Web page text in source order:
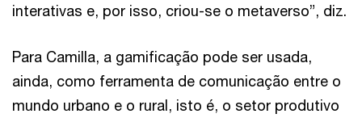
interativas e, por isso, criou-se o metaverso”, diz.
Para Camilla, a gamificação pode ser usada,
ainda, como ferramenta de comunicação entre o
mundo urbano e o rural, isto é, o setor produtivo